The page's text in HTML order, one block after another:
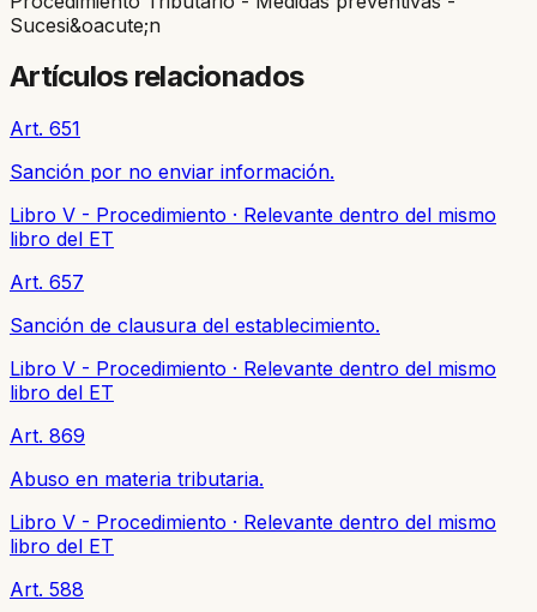
Sucesi&oacute;n
Artículos relacionados
Art. 651
Sanción por no enviar información.
Libro V - Procedimiento · Relevante dentro del mismo
libro del ET
Art. 657
Sanción de clausura del establecimiento.
Libro V - Procedimiento · Relevante dentro del mismo
libro del ET
Art. 869
Abuso en materia tributaria.
Libro V - Procedimiento · Relevante dentro del mismo
libro del ET
Art. 588